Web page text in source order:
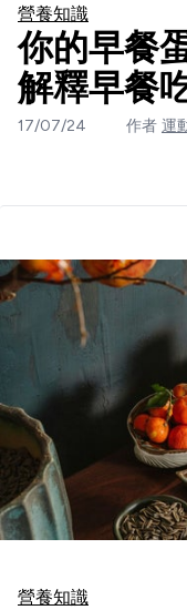
營養知識
你的早餐
解釋早餐
17/07/24 作者 運
營養知識